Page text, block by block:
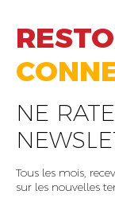
NE
Tous les mois,
sur les nouvelles